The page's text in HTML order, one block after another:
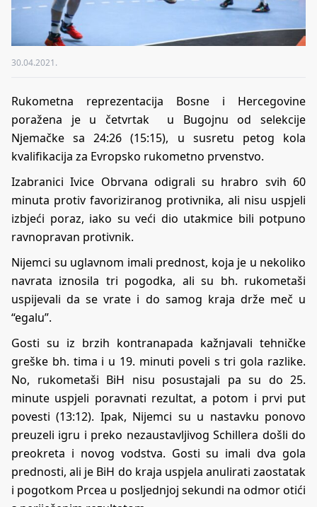
30.04.2021.
Rukometna reprezentacija Bosne i Hercegovine
poražena je u četvrtak u Bugojnu od selekcije
Njemačke sa 24:26 (15:15), u susretu petog kola
kvalifikacija za Evropsko rukometno prvenstvo.
Izabranici Ivice Obrvana odigrali su hrabro svih 60
minuta protiv favoriziranog protivnika, ali nisu uspjeli
izbjeći poraz, iako su veći dio utakmice bili potpuno
ravnopravan protivnik.
Nijemci su uglavnom imali prednost, koja je u nekoliko
navrata iznosila tri pogodka, ali su bh. rukometaši
uspijevali da se vrate i do samog kraja drže meč u
“egalu”.
Gosti su iz brzih kontranapada kažnjavali tehničke
greške bh. tima i u 19. minuti poveli s tri gola razlike.
No, rukometaši BiH nisu posustajali pa su do 25.
minute uspjeli poravnati rezultat, a potom i prvi put
povesti (13:12). Ipak, Nijemci su u nastavku ponovo
preuzeli igru i preko nezaustavljivog Schillera došli do
preokreta i novog vodstva. Gosti su imali dva gola
prednosti, ali je BiH do kraja uspjela anulirati zaostatak
i pogotkom Prcea u posljednjoj sekundi na odmor otići